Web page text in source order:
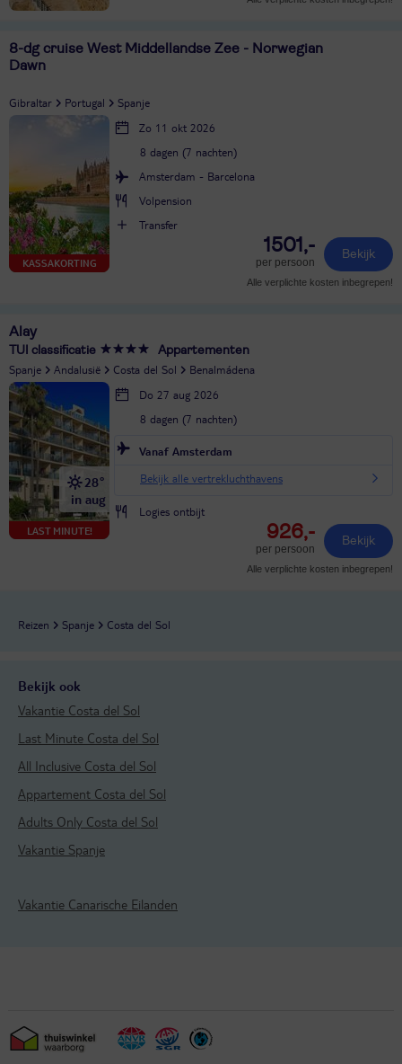
8-dg cruise West Middellandse Zee - Norwegian
Dawn
Gibraltar Portugal Spanje
KASSAKORTING
Zo 11 okt 2026
8 dagen (7 nachten)
Amsterdam - Barcelona
Volpension
Transfer
1501,-
per persoon
Bekijk
Alle verplichte kosten inbegrepen!
Alay
TUI classificatie Appartementen
Spanje Andalusië Costa del Sol Benalmádena
LAST MINUTE!
28°
in aug
Do 27 aug 2026
8 dagen (7 nachten)
Vanaf Amsterdam
Bekijk alle vertrekluchthavens
Logies ontbijt
926,-
per persoon
Bekijk
Alle verplichte kosten inbegrepen!
Reizen Spanje Costa del Sol
Bekijk ook
Vakantie Costa del Sol
Last Minute Costa del Sol
All Inclusive Costa del Sol
Appartement Costa del Sol
Adults Only Costa del Sol
Vakantie Spanje
Vakantie Canarische Eilanden